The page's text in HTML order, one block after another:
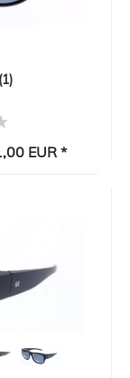
EUR *